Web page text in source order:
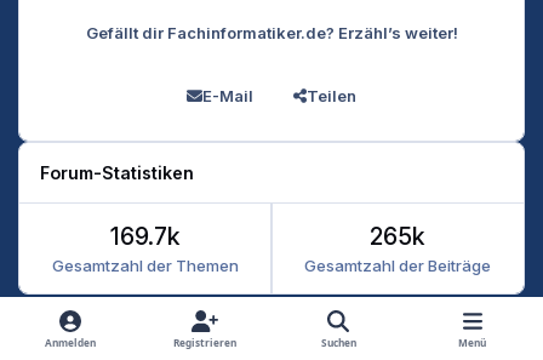
Gefällt dir Fachinformatiker.de? Erzähl’s weiter!
E-Mail Teilen
Forum-Statistiken
Gesamtzahl der Themen
169.7k
Gesamtzahl der Beiträge
265k
Heller Modus
Dunkler Modus
Systemeinstellung
Anmelden Registrieren Suchen Menü